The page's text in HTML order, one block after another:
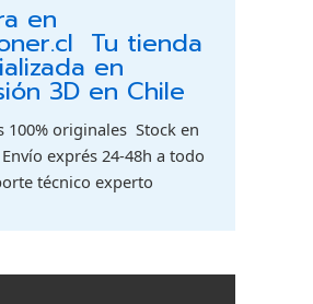
en
 Tu tienda
en
3D en Chile
originales  Stock en
Envío exprés 24-48h a todo
técnico experto